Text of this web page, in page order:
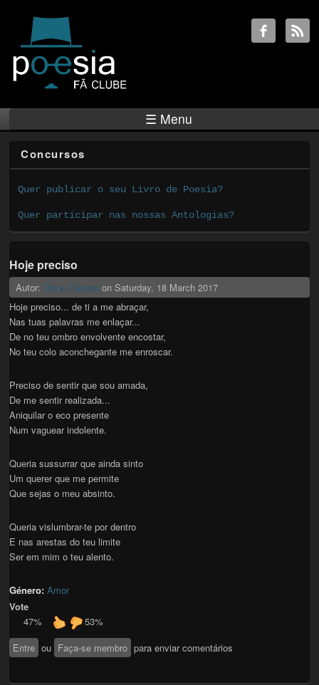
☰ Menu
Concursos
Quer publicar o seu Livro de Poesia?
Quer participar nas nossas Antologias?
Hoje preciso
Autor: Diana Santos on Saturday, 18 March 2017
Hoje preciso... de ti a me abraçar,
Nas tuas palavras me enlaçar...
De no teu ombro envolvente encostar,
No teu colo aconchegante me enroscar.
Preciso de sentir que sou amada,
De me sentir realizada...
Aniquilar o eco presente
Num vaguear indolente.
Queria sussurrar que ainda sinto
Um querer que me permite
Que sejas o meu absinto.
Queria vislumbrar-te por dentro
E nas arestas do teu limite
Ser em mim o teu alento.
Género:Amor
Vote
47%
53%
Entre ou Faça-se membro para enviar comentários